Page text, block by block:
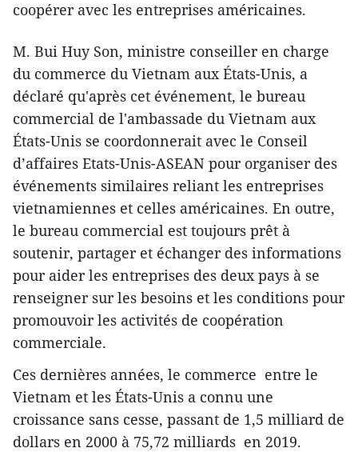
coopérer avec les entreprises américaines.
M. Bui Huy Son, ministre conseiller en charge
du commerce du Vietnam aux États-Unis, a
déclaré qu'après cet événement, le bureau
commercial de l'ambassade du Vietnam aux
États-Unis se coordonnerait avec le Conseil
d’affaires Etats-Unis-ASEAN pour organiser des
événements similaires reliant les entreprises
vietnamiennes et celles américaines. En outre,
le bureau commercial est toujours prêt à
soutenir, partager et échanger des informations
pour aider les entreprises des deux pays à se
renseigner sur les besoins et les conditions pour
promouvoir les activités de coopération
commerciale.
Ces dernières années, le commerce entre le
Vietnam et les États-Unis a connu une
croissance sans cesse, passant de 1,5 milliard de
dollars en 2000 à 75,72 milliards en 2019.